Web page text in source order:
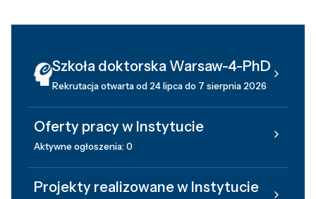
Szkoła doktorska Warsaw-4-PhD
Rekrutacja otwarta od 24 lipca do 7 sierpnia 2026
Oferty pracy w Instytucie
Aktywne ogłoszenia: 0
Projekty realizowane w Instytucie